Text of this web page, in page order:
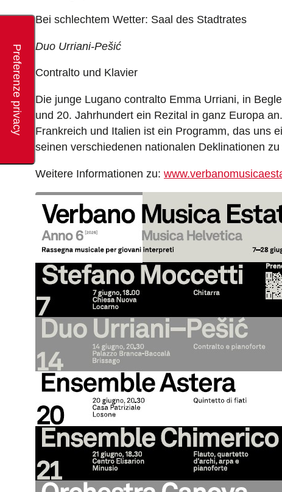
Bei schlechtem Wetter: Saal des Stadtrates
Duo Urriani-Pešić
Contralto und Klavier
Die junge Lugano contralto Emma Urriani, in
und 20. Jahrhundert ein Rezital in ganz Europa
Frankreich und Italien ist ein Programm, das uns
seinen verschiedenen nationalen Deklinationen
Weitere Informationen zu: